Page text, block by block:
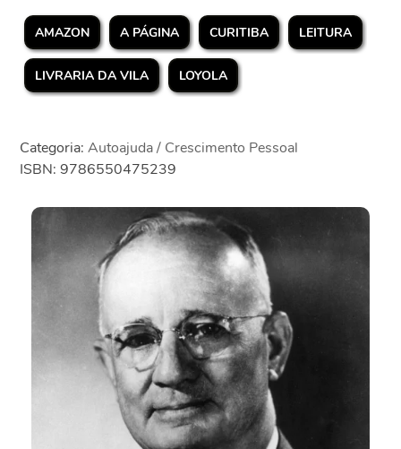
AMAZON A PÁGINA CURITIBA LEITURA
LIVRARIA DA VILA LOYOLA
Categoria: Autoajuda / Crescimento Pessoal
ISBN: 9786550475239